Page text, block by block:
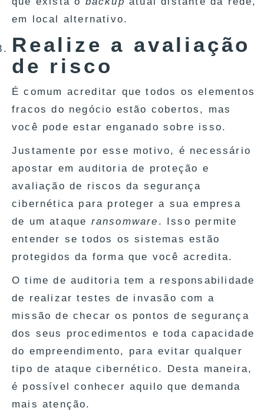
em local alternativo.
Realize a avaliação
de risco
É comum acreditar que todos os elementos
fracos do negócio estão cobertos, mas
você pode estar enganado sobre isso.
Justamente por esse motivo, é necessário
apostar em auditoria de proteção e
avaliação de riscos da segurança
cibernética para proteger a sua empresa
de um ataque ransomware . Isso permite
entender se todos os sistemas estão
protegidos da forma que você acredita.
O time de auditoria tem a responsabilidade
de realizar testes de invasão com a
missão de checar os pontos de segurança
dos seus procedimentos e toda capacidade
do empreendimento, para evitar qualquer
tipo de ataque cibernético. Desta maneira,
é possível conhecer aquilo que demanda
mais atenção.